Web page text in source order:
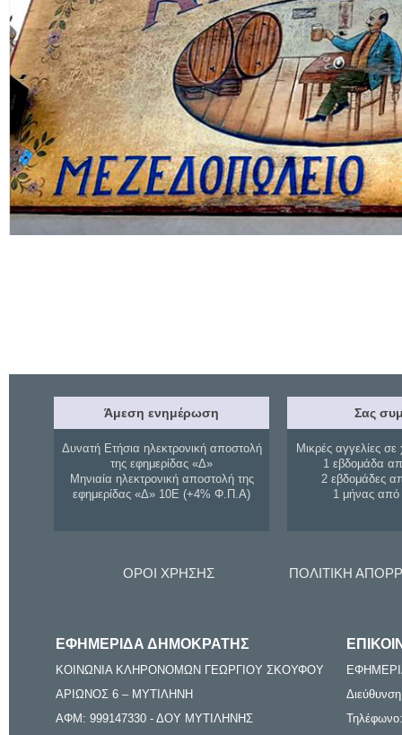
Άμεση ενημέρωση
Δυνατή Ετήσια ηλεκτρονική αποστολή
της εφημερίδας «Δ»
Μηνιαία ηλεκτρονική αποστολή της
εφημερίδας «Δ» 10Ε (+4% Φ.Π.Α)
Σας
Μικρές αγγελίες σε
1 εβδομάδα
2 εβδομάδες
1 μήνας
ΟΡΟΙ ΧΡΗΣΗΣ ΠΟΛΙΤΙΚΗ
ΕΦΗΜΕΡΙΔΑ ΔΗΜΟΚΡΑΤΗΣ
ΚΟΙΝΩΝΙΑ ΚΛΗΡΟΝΟΜΩΝ ΓΕΩΡΓΙΟΥ ΣΚΟΥΦΟΥ
ΑΡΙΩΝΟΣ 6 – ΜΥΤΙΛΗΝΗ
ΑΦΜ: 999147330 - ΔΟΥ ΜΥΤΙΛΗΝΗΣ